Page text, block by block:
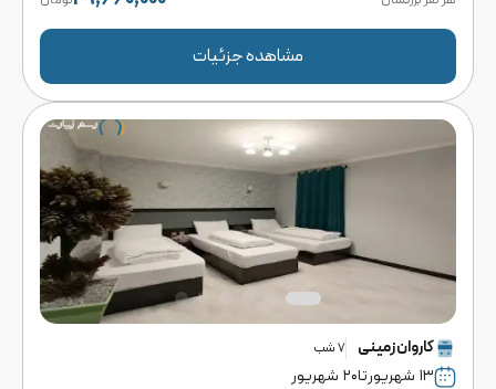
مشاهده جزئیات
کاروانزمینی 7شب
۱۳ شهریور تا۲۰ شهریور